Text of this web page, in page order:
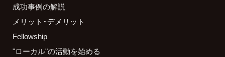
成功事例の解説
メリット・デメリット
Fellowship
"ローカル"の活動を始める